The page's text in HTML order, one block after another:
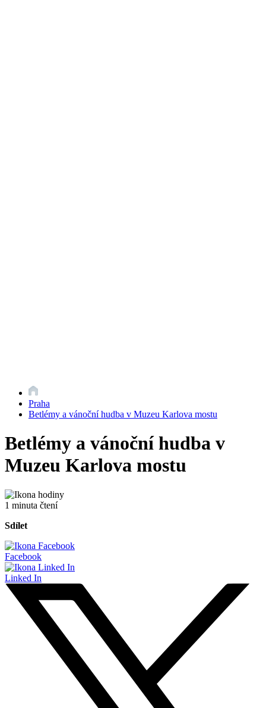
Praha
Betlémy a vánoční hudba v Muzeu Karlova mostu
Betlémy a vánoční hudba v
Muzeu Karlova mostu
1 minuta čtení
Sdílet
Facebook
Linked In